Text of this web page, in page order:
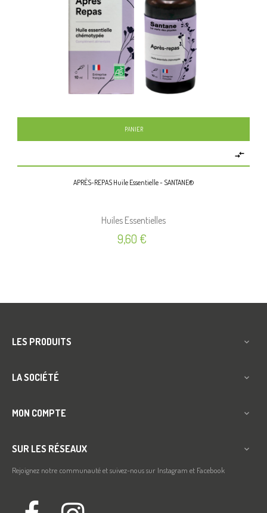
PANIER

APRÈS-REPAS Huile Essentielle - SANTANE®
Huiles Essentielles
Prix
9,60 €
LES PRODUITS 
LA SOCIÉTÉ 
MON COMPTE 
SUR LES RÉSEAUX 
Rejoignez notre communauté et suivez-nous sur Instagram et Facebook